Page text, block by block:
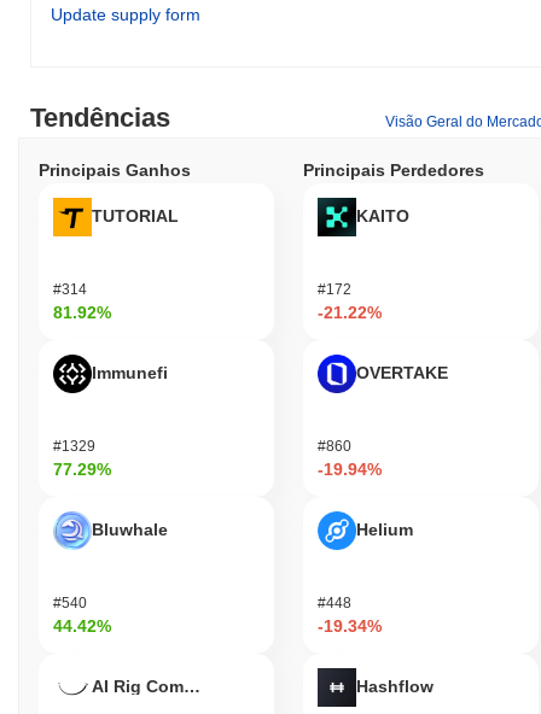
Update supply form
Tendências Visão Geral do
Principais Ganhos
TUTORIAL
#314
81.92%
Immunefi
#1329
77.29%
Bluwhale
#540
44.42%
AI Rig Complex
Principais Perdedores
KAITO
#172
-21.22%
OVERTAKE
#860
-19.94%
Helium
#448
-19.34%
Hashflow